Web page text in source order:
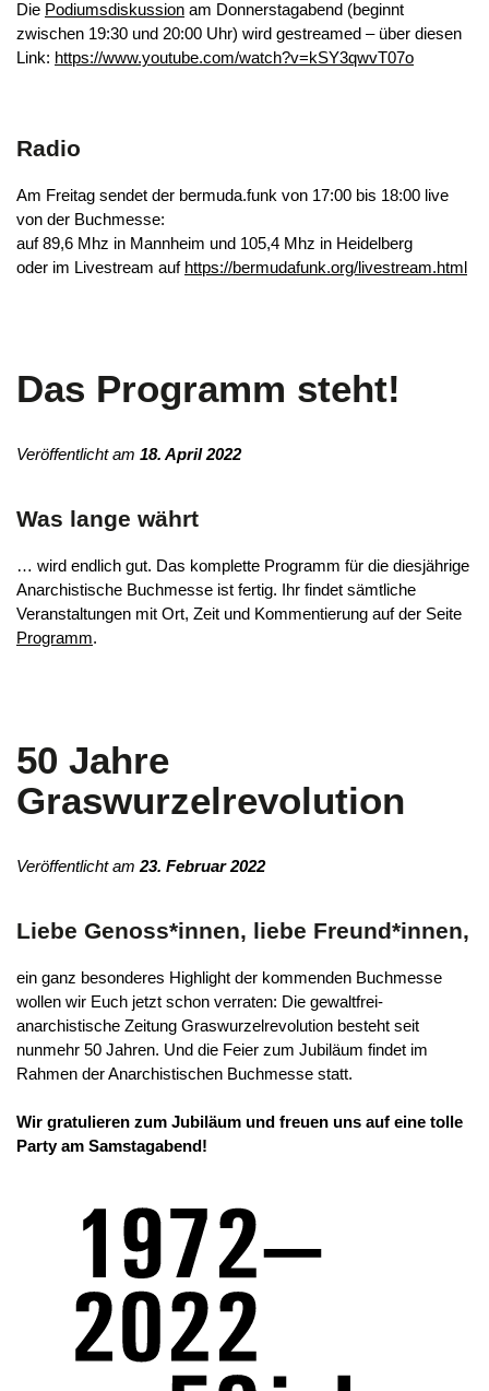
Die Podiumsdiskussion am Donnerstagabend (beginnt
zwischen 19:30 und 20:00 Uhr) wird gestreamed – über diesen
Link: https://www.youtube.com/watch?v=kSY3qwvT07o
Radio
Am Freitag sendet der bermuda.funk von 17:00 bis 18:00 live
von der Buchmesse:
auf 89,6 Mhz in Mannheim und 105,4 Mhz in Heidelberg
oder im Livestream auf https://bermudafunk.org/livestream.html
Das Programm steht!
Veröffentlicht am 18. April 2022
Was lange währt
… wird endlich gut. Das komplette Programm für die diesjährige
Anarchistische Buchmesse ist fertig. Ihr findet sämtliche
Veranstaltungen mit Ort, Zeit und Kommentierung auf der Seite
Programm.
50 Jahre
Graswurzelrevolution
Veröffentlicht am 23. Februar 2022
Liebe Genoss*innen, liebe Freund*innen,
ein ganz besonderes Highlight der kommenden Buchmesse
wollen wir Euch jetzt schon verraten: Die gewaltfrei-
anarchistische Zeitung Graswurzelrevolution besteht seit
nunmehr 50 Jahren. Und die Feier zum Jubiläum findet im
Rahmen der Anarchistischen Buchmesse statt.
Wir gratulieren zum Jubiläum und freuen uns auf eine tolle
Party am Samstagabend!